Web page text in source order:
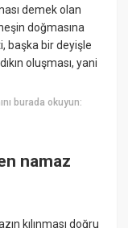
demek olan
doğmasına
başka bir deyişle
oluşması, yani
burada okuyun:
namaz
kılınması doğru